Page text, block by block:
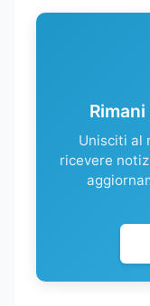
Unisciti al
ricevere